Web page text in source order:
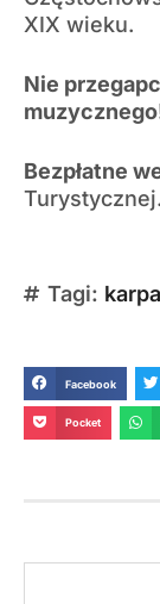
XIX wieku.
Nie
Bezpłatne
Tagi:
Facebook
Pocket